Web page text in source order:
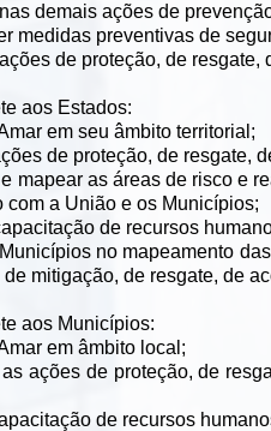
demais ações de
medidas preventivas de
de proteção, de
aos Estados:
em seu âmbito territorial;
de proteção, de
e mapear as áreas de risco e
com a União e os Municípios;
de recursos
no mapeamento
mitigação, de resgate, de
aos Municípios:
em âmbito local;
as ações de proteção, de
de recursos